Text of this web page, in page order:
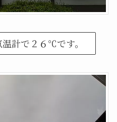
計で２６℃です。